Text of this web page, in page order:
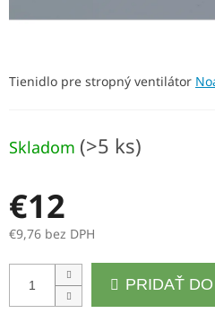
€12
€9,76 bez DPH
Jednotková
cena:
Skladom (>5 ks)
PRIDAŤ
Tienidlo pre stropný ventilátor